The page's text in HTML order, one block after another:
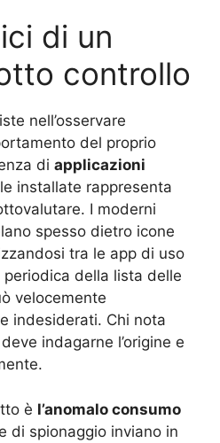
di un
controllo
nell’osservare
del proprio
di applicazioni
installate rappresenta
I moderni
spesso dietro icone
tra le app di uso
della lista delle
velocemente
indesiderati. Chi nota
indagarne l’origine e
è l’anomalo consumo
di spionaggio inviano in